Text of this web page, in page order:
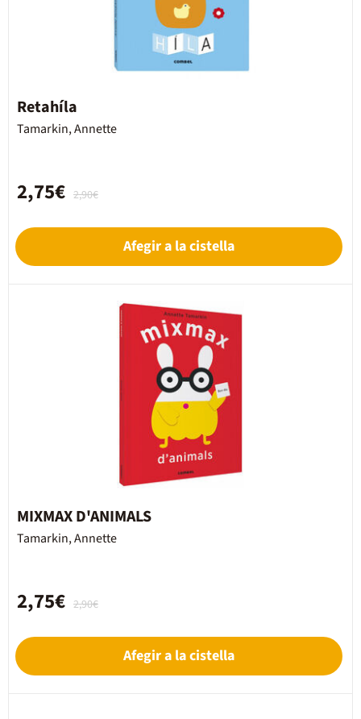
Retahíla
Tamarkin, Annette
2,90€
2,75€
Afegir a la cistella
MIXMAX D'ANIMALS
Tamarkin, Annette
2,90€
2,75€
Afegir a la cistella